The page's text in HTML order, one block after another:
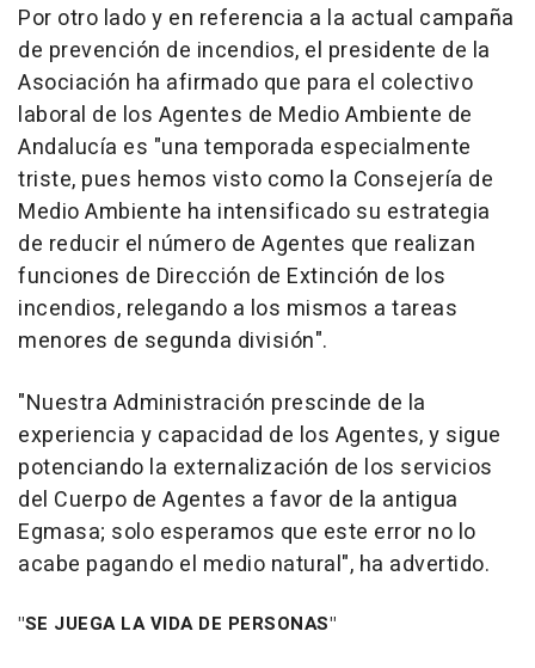
Por otro lado y en referencia a la actual campaña
de prevención de incendios, el presidente de la
Asociación ha afirmado que para el colectivo
laboral de los Agentes de Medio Ambiente de
Andalucía es "una temporada especialmente
triste, pues hemos visto como la Consejería de
Medio Ambiente ha intensificado su estrategia
de reducir el número de Agentes que realizan
funciones de Dirección de Extinción de los
incendios, relegando a los mismos a tareas
menores de segunda división".
"Nuestra Administración prescinde de la
experiencia y capacidad de los Agentes, y sigue
potenciando la externalización de los servicios
del Cuerpo de Agentes a favor de la antigua
Egmasa; solo esperamos que este error no lo
acabe pagando el medio natural", ha advertido.
"SE JUEGA LA VIDA DE PERSONAS"